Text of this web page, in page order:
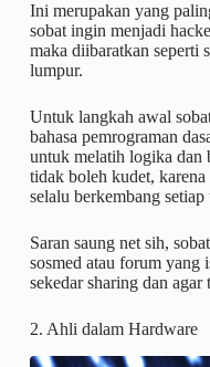
Ini merupakan yang
sobat ingin menjadi
maka diibaratkan seperti
lumpur.
Untuk langkah awal
bahasa pemrograman
untuk melatih logika dan
tidak boleh kudet,
selalu berkembang setiap
Saran saung net sih,
sosmed atau forum yang
sekedar sharing dan
2. Ahli dalam Hardware